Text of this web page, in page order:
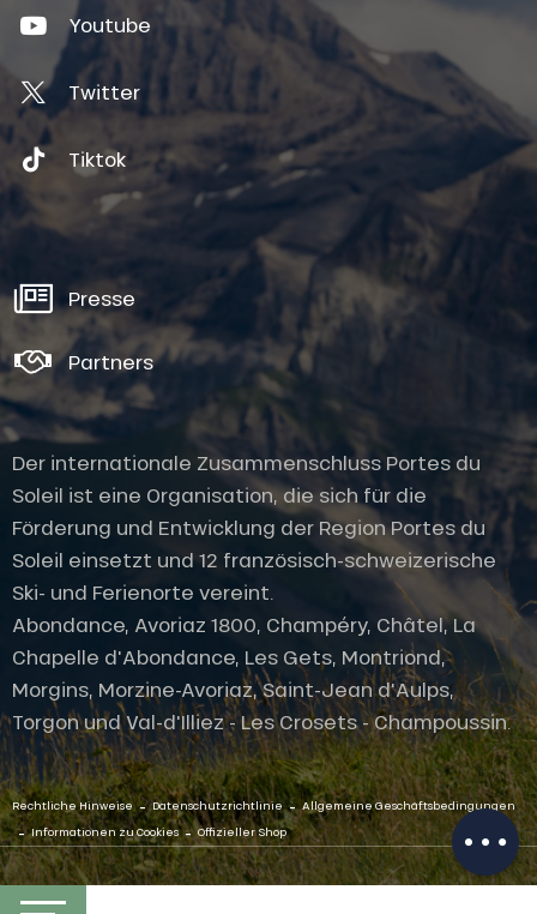
Service
Öffnungen
Per E-Mail
kontaktieren
Youtube
Twitter
Tiktok
Presse
Partners
Der internationale Zusammenschluss Portes du
Soleil ist eine Organisation, die sich für die
Förderung und Entwicklung der Region Portes du
Soleil einsetzt und 12 französisch-schweizerische
Ski- und Ferienorte vereint.
Abondance, Avoriaz 1800, Champéry, Châtel, La
Chapelle d'Abondance, Les Gets, Montriond,
Morgins, Morzine-Avoriaz, Saint-Jean d'Aulps,
Torgon und Val-d'Illiez - Les Crosets - Champoussin.
Rechtliche Hinweise - Datenschutzrichtlinie - Allgemeine Geschäftsbedingungen
- Informationen zu Cookies - Offizieller Shop